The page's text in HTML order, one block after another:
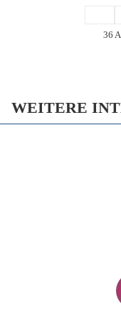
36
WEITERE